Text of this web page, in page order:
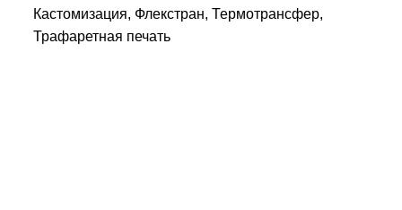
Кастомизация, Флекстран, Термотрансфер,
Трафаретная печать